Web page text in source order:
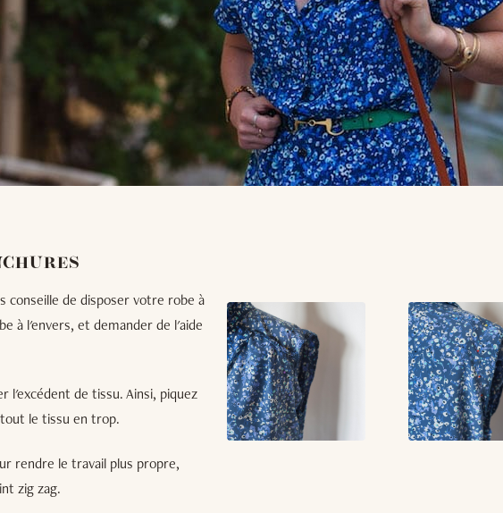
conseille de disposer votre robe à
à l'envers, et demander de l'aide
l'excédent de tissu. Ainsi, piquez
le tissu en trop.
rendre le travail plus propre,
zig zag.